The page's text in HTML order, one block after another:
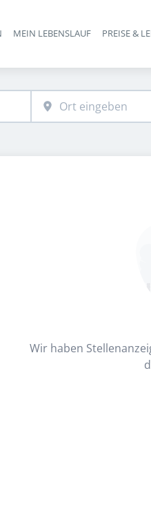
Haupt-
MEIN LEBENSLAUF PREISE &
Wir haben